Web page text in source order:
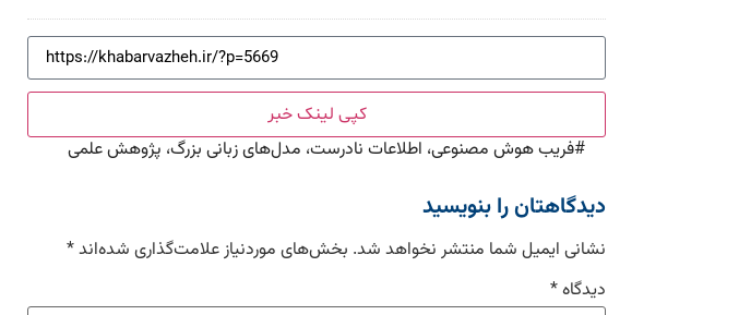
کپی لینک خبر
#فریب هوش مصنوعی، اطلاعات نادرست، مدل‌های زبانی بزرگ، پژوهش علمی
دیدگاهتان را بنویسید
نشانی ایمیل شما منتشر نخواهد شد. بخش‌های موردنیاز علامت‌گذاری شده‌اند*
دیدگاه*